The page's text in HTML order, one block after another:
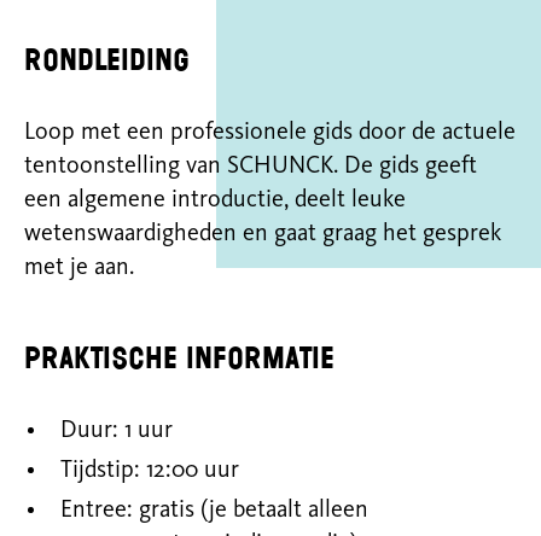
Rondleiding
Loop met een professionele gids door de actuele
tentoonstelling van SCHUNCK. De gids geeft
een algemene introductie, deelt leuke
wetenswaardigheden en gaat graag het gesprek
met je aan.
Praktische informatie
Duur: 1 uur
Tijdstip: 12:00 uur
Entree: gratis (je betaalt alleen